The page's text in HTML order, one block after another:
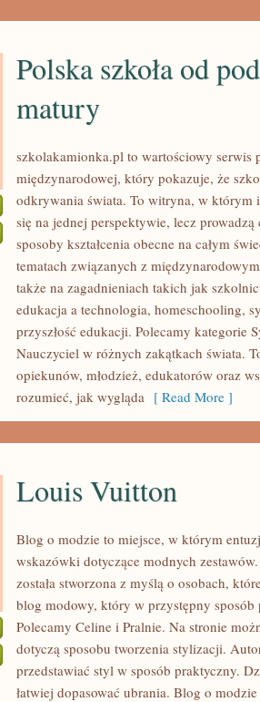
POLSKA
SZKOŁA
Polska szkoła od
matury
szkolakamionka.pl to wartościowy serwis
międzynarodowej, który pokazuje, że
odkrywania świata. To witryna, w którym
się na jednej perspektywie, lecz
sposoby kształcenia obecne na całym
tematach związanych z
także na zagadnieniach takich jak
edukacja a technologia, homeschooling,
przyszłość edukacji. Polecamy kategorie
Nauczyciel w różnych zakątkach świata.
opiekunów, młodzież, edukatorów oraz
rozumieć, jak wygląda [ Read More ]
LOUIS
VUITTON
Louis Vuitton
Blog o modzie to miejsce, w którym
wskazówki dotyczące modnych
została stworzona z myślą o osobach,
blog modowy, który w przystępny sposób
Polecamy Celine i Pralnie. Na stronie
dotyczą sposobu tworzenia stylizacji.
przedstawiać styl w sposób praktyczny.
łatwiej dopasować ubrania. Blog o